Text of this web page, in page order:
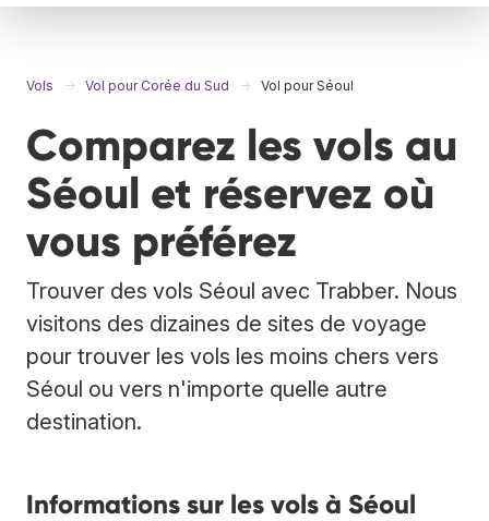
Vols Vol pour Corée du Sud Vol pour Séoul
Comparez les vols au
Séoul et réservez où
vous préférez
Trouver des vols Séoul avec Trabber. Nous
visitons des dizaines de sites de voyage
pour trouver les vols les moins chers vers
Séoul ou vers n'importe quelle autre
destination.
Informations sur les vols à Séoul